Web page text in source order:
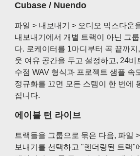
Cubase / Nuendo
파일 > 내보내기 > 오디오 믹스다운
내보내기에서 개별 트랙이 아닌 그
다. 로케이터를 1마디부터 곡 끝까
웃 여유 공간을 두고 설정하고, 24비
수점 WAV 형식과 프로젝트 샘플 속
정규화를 끄면 모든 스템이 한 번에
집니다.
에이블 턴 라이브
트랙들을 그룹으로 묶은 다음, 파일
보내기를 선택하고 "렌더링된 트랙"